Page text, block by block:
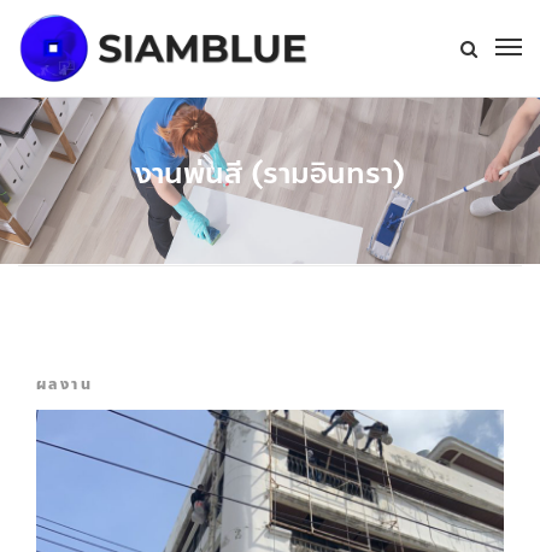
งานพ่นสี (รามอินทรา)
ผลงาน